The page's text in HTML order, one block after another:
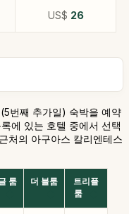
US$ 26
번째 추가일) 숙박을 예약
에 있는 호텔 중에서 선택
처의 아구아스 칼리엔테스
룸 더 블룸
트리플
룸